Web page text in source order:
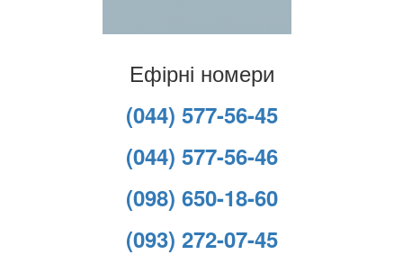
Ефірні номери
(044) 577-56-45
(044) 577-56-46
(098) 650-18-60
(093) 272-07-45